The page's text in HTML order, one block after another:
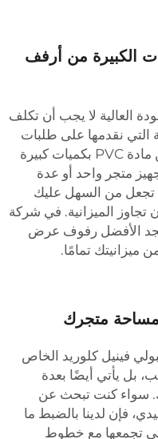
الكبيرة من أرفف
لا يجب أن تكلف
نقدمها على طلبات
أرفف العرض الأرضية المصنوعة من مادة PVC بكميات كبيرة
متجر واحد أو عدة
تجعل من السهل عليك
الميزانية. في شركة
الأفضل رفوف عرض
تمامًا.
متجرك
فينيل كلوريد الخاص
بل يأتي أيضًا بعدة
سواء كنت تبحث عن
فإن لدينا بالضبط ما
تجمعها مع خطوط